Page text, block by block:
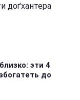
доґхантера
эти 4
до